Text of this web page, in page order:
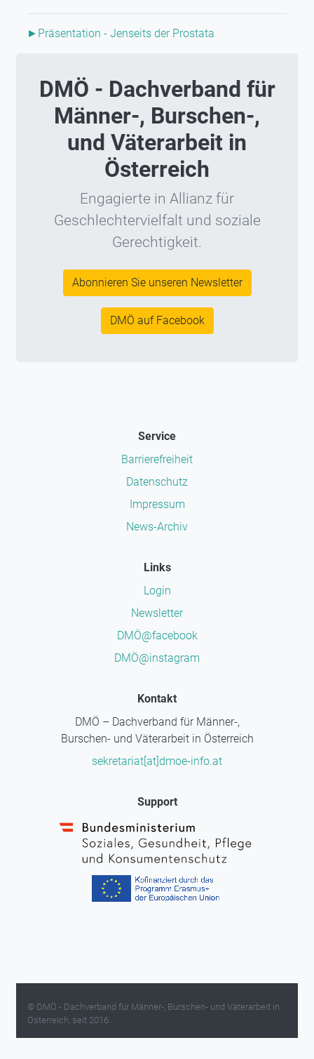
►Präsentation - Jenseits der Prostata
DMÖ - Dachverband für
Männer-, Burschen-,
und Väterarbeit in
Österreich
Engagierte in Allianz für
Geschlechtervielfalt und soziale
Gerechtigkeit.
Abonnieren Sie unseren Newsletter
DMÖ auf Facebook
Service
Barrierefreiheit
Datenschutz
Impressum
News-Archiv
Links
Login
Newsletter
DMÖ@facebook
DMÖ@instagram
Kontakt
DMÖ – Dachverband für Männer-,
Burschen- und Väterarbeit in Österreich
sekretariat[at]dmoe-info.at
Support
© DMÖ - Dachverband für Männer-, Burschen- und Väterarbeit in
Österreich, seit 2016